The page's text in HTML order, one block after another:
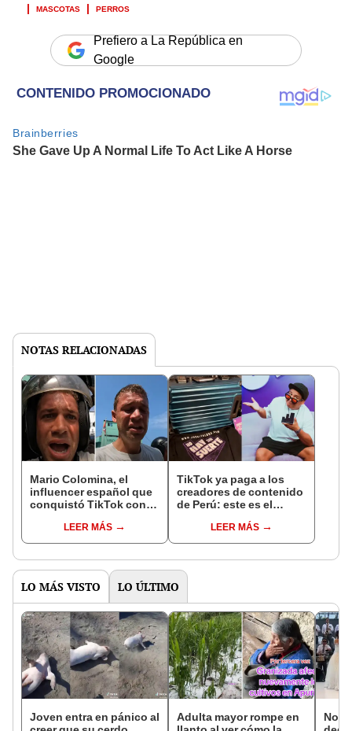
MASCOTAS
PERROS
Prefiero a La República en
Google
NOTAS RELACIONADAS
Mario Colomina, el
influencer español que
conquistó TikTok con
"Mi amor nació por la
gastronomía"
LEER MÁS
TikTok ya paga a los
creadores de contenido
de Perú: este es el
llegar a cobrar por 1.000
vistas
LEER MÁS
LO MÁS VISTO LO ÚLTIMO
Joven entra en pánico al
Adulta mayor rompe en